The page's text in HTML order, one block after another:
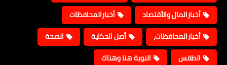
أخبارالمال والأقتصاد
أخبارالمحافظات
أخبارالمحافظات،
أصل الحكاية
الصحة
الطقس
النوبة هنا وهناك